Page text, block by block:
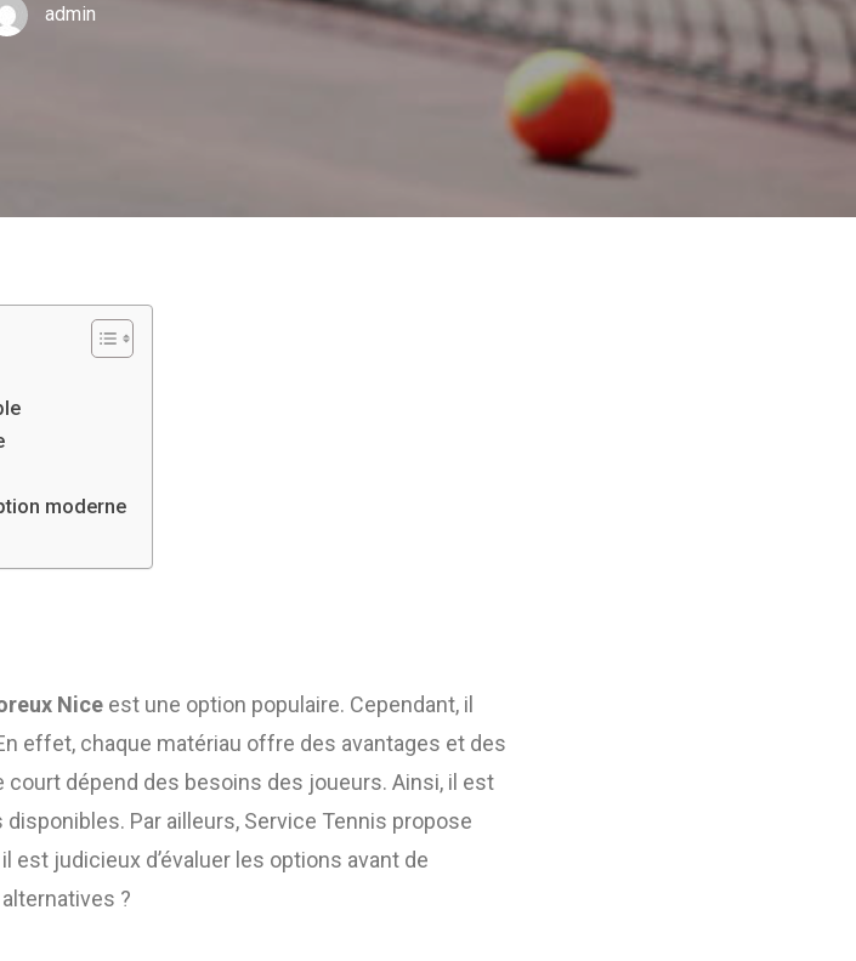
admin
moderne
Nice est une option populaire. Cependant, il
effet, chaque matériau offre des avantages et des
dépend des besoins des joueurs. Ainsi, il est
Par ailleurs, Service Tennis propose
est judicieux d’évaluer les options avant de
?